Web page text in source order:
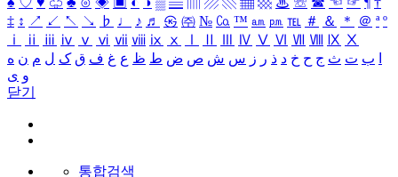
‡ ↕ ↗ ↙ ↖ ↘ ♭ ♩ ♪ ♬ ㉿ ㈜ № ㏇ ™ ㏂ ㏘ ℡ ＃ ＆ ＊ ＠ ª º
ⅰ
ⅱ ⅲ ⅳ ⅴ ⅵ ⅶ ⅷ ⅸ ⅹ Ⅳ Ⅴ Ⅵ Ⅶ Ⅷ Ⅸ Ⅹ
ب ت ث ج ح خ د ذ ر ز س ش ص ض ط ظ ع غ ف ق ک ل م ن ه
و ی
닫기
통합검색